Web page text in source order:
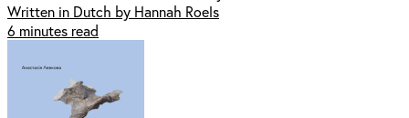
Written in Dutch by Hannah Roels
6 minutes read